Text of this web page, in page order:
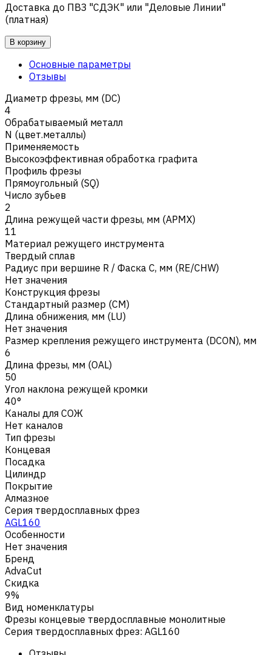
Доставка до ПВЗ "СДЭК" или "Деловые Линии"
(платная)
В корзину
Основные параметры
Отзывы
Диаметр фрезы, мм (DC)
4
Обрабатываемый металл
N (цвет.металлы)
Применяемость
Высокоэффективная обработка графита
Профиль фрезы
Прямоугольный (SQ)
Число зубьев
2
Длина режущей части фрезы, мм (APMX)
11
Материал режущего инструмента
Твердый сплав
Радиус при вершине R / Фаска C, мм (RE/CHW)
Нет значения
Конструкция фрезы
Стандартный размер (CM)
Длина обнижения, мм (LU)
Нет значения
Размер крепления режущего инструмента (DCON), мм
6
Длина фрезы, мм (OAL)
50
Угол наклона режущей кромки
40°
Каналы для СОЖ
Нет каналов
Тип фрезы
Концевая
Посадка
Цилиндр
Покрытие
Алмазное
Серия твердосплавных фрез
AGL160
Особенности
Нет значения
Бренд
AdvaCut
Скидка
9%
Вид номенклатуры
Фрезы концевые твердосплавные монолитные
Серия твердосплавных фрез: AGL160